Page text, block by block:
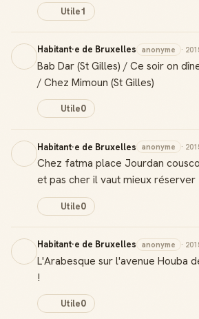
Utile1
Habitant·e de Bruxelles anonyme ·
Bab Dar (St Gilles) / Ce soir on
/ Chez Mimoun (St Gilles)
Utile0
Habitant·e de Bruxelles anonyme ·
Chez fatma place Jourdan
et pas cher il vaut mieux réserver
Utile0
Habitant·e de Bruxelles anonyme ·
L'Arabesque sur l'avenue Houba
!
Utile0